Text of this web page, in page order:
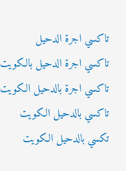
:تاكسي اجرة الدحيل
تاكسي اجرة الدحيل بالكويت
تاكسي اجرة بالدحيل الكويت
تاكسي بالدحيل الكويت
تكسي بالدحيل الكويت